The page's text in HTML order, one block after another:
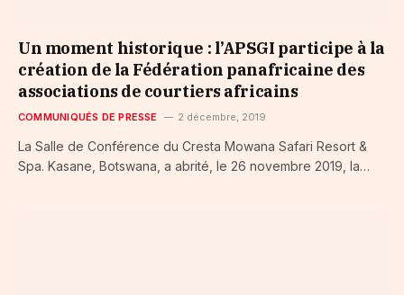
Un moment historique : l’APSGI participe à la
création de la Fédération panafricaine des
associations de courtiers africains
COMMUNIQUÉS DE PRESSE 2 décembre, 2019
La Salle de Conférence du Cresta Mowana Safari Resort &
Spa. Kasane, Botswana, a abrité, le 26 novembre 2019, la…